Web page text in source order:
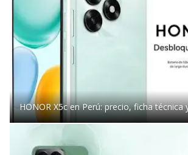
HONOR X5c en Perú: precio, ficha